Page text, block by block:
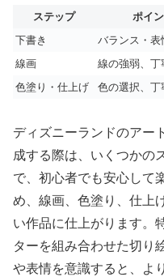
ステップ ポイ
下書き
バランス・表
線画
線の強弱、丁
色塗り・仕上げ
色の選択、丁
ディズニーランドのアー
成する際は、いくつかの
で、初心者でも安心して
め、線画、色塗り、仕上
い作品に仕上がります。
ターを組み合わせた切り
や表情を意識すると、よ